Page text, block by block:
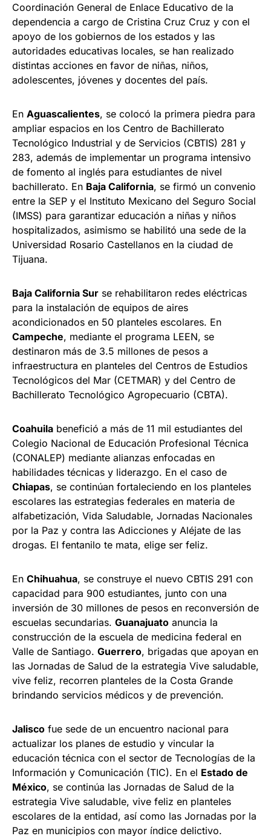
Coordinación General de Enlace Educativo de la
dependencia a cargo de Cristina Cruz Cruz y con el
apoyo de los gobiernos de los estados y las
autoridades educativas locales, se han realizado
distintas acciones en favor de niñas, niños,
adolescentes, jóvenes y docentes del país.
En Aguascalientes, se colocó la primera piedra para
ampliar espacios en los Centro de Bachillerato
Tecnológico Industrial y de Servicios (CBTIS) 281 y
283, además de implementar un programa intensivo
de fomento al inglés para estudiantes de nivel
bachillerato. En Baja California, se firmó un convenio
entre la SEP y el Instituto Mexicano del Seguro Social
(IMSS) para garantizar educación a niñas y niños
hospitalizados, asimismo se habilitó una sede de la
Universidad Rosario Castellanos en la ciudad de
Tijuana.
Baja California Sur se rehabilitaron redes eléctricas
para la instalación de equipos de aires
acondicionados en 50 planteles escolares. En
Campeche, mediante el programa LEEN, se
destinaron más de 3.5 millones de pesos a
infraestructura en planteles del Centros de Estudios
Tecnológicos del Mar (CETMAR) y del Centro de
Bachillerato Tecnológico Agropecuario (CBTA).
Coahuila benefició a más de 11 mil estudiantes del
Colegio Nacional de Educación Profesional Técnica
(CONALEP) mediante alianzas enfocadas en
habilidades técnicas y liderazgo. En el caso de
Chiapas, se continúan fortaleciendo en los planteles
escolares las estrategias federales en materia de
alfabetización, Vida Saludable, Jornadas Nacionales
por la Paz y contra las Adicciones y Aléjate de las
drogas. El fentanilo te mata, elige ser feliz.
En Chihuahua, se construye el nuevo CBTIS 291 con
capacidad para 900 estudiantes, junto con una
inversión de 30 millones de pesos en reconversión de
escuelas secundarias. Guanajuato anuncia la
construcción de la escuela de medicina federal en
Valle de Santiago. Guerrero, brigadas que apoyan en
las Jornadas de Salud de la estrategia Vive saludable,
vive feliz, recorren planteles de la Costa Grande
brindando servicios médicos y de prevención.
Jalisco fue sede de un encuentro nacional para
actualizar los planes de estudio y vincular la
educación técnica con el sector de Tecnologías de la
Información y Comunicación (TIC). En el Estado de
México, se continúa las Jornadas de Salud de la
estrategia Vive saludable, vive feliz en planteles
escolares de la entidad, así como las Jornadas por la
Paz en municipios con mayor índice delictivo.